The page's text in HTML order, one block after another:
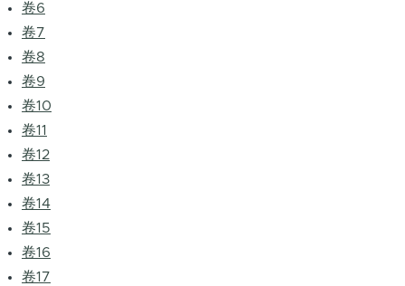
卷6
卷7
卷8
卷9
卷10
卷11
卷12
卷13
卷14
卷15
卷16
卷17